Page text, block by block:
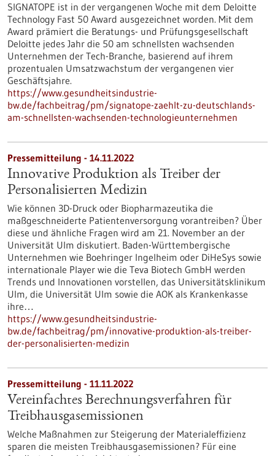
SIGNATOPE ist in der vergangenen Woche mit dem Deloitte
Technology Fast 50 Award ausgezeichnet worden. Mit dem
Award prämiert die Beratungs- und Prüfungsgesellschaft
Deloitte jedes Jahr die 50 am schnellsten wachsenden
Unternehmen der Tech-Branche, basierend auf ihrem
prozentualen Umsatzwachstum der vergangenen vier
Geschäftsjahre.
https://www.gesundheitsindustrie-
bw.de/fachbeitrag/pm/signatope-zaehlt-zu-deutschlands-
am-schnellsten-wachsenden-technologieunternehmen
Pressemitteilung - 14.11.2022
Innovative Produktion als Treiber der
Personalisierten Medizin
Wie können 3D-Druck oder Biopharmazeutika die
maßgeschneiderte Patientenversorgung vorantreiben? Über
diese und ähnliche Fragen wird am 21. November an der
Universität Ulm diskutiert. Baden-Württembergische
Unternehmen wie Boehringer Ingelheim oder DiHeSys sowie
internationale Player wie die Teva Biotech GmbH werden
Trends und Innovationen vorstellen, das Universitätsklinikum
Ulm, die Universität Ulm sowie die AOK als Krankenkasse
ihre…
https://www.gesundheitsindustrie-
bw.de/fachbeitrag/pm/innovative-produktion-als-treiber-
der-personalisierten-medizin
Pressemitteilung - 11.11.2022
Vereinfachtes Berechnungsverfahren für
Treibhausgasemissionen
Welche Maßnahmen zur Steigerung der Materialeffizienz
sparen die meisten Treibhausgasemissionen? Für eine